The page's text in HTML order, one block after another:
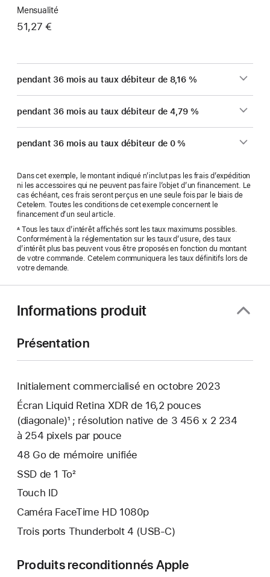
Mensualité
51,27 €
pendant 36 mois au taux débiteur de 8,16 %
pendant 36 mois au taux débiteur de 4,79 %
pendant 36 mois au taux débiteur de 0 %
Dans cet exemple, le montant indiqué n’inclut pas les frais d’expédition
ni les accessoires qui ne peuvent pas faire l’objet d’un financement. Le
cas échéant, ces frais seront perçus en une seule fois par le biais de
Cetelem. Toutes les conditions de cet exemple concernent le
financement d’un seul article.
ATous les taux d’intérêt affichés sont les taux maximums possibles.
Conformément à la réglementation sur les taux d’usure, des taux
d’intérêt plus bas peuvent vous être proposés en fonction du montant
de votre commande. Cetelem communiquera les taux définitifs lors de
votre demande.
Informations produit
Présentation
Initialement commercialisé en octobre 2023
Écran Liquid Retina XDR de 16,2 pouces
(diagonale)¹ ; résolution native de 3 456 x 2 234
à 254 pixels par pouce
48 Go de mémoire unifiée
SSD de 1 To²
Touch ID
Caméra FaceTime HD 1080p
Trois ports Thunderbolt 4 (USB-C)
Produits reconditionnés Apple